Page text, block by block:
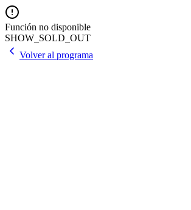
Función no disponible
SHOW_SOLD_OUT
Volver al programa